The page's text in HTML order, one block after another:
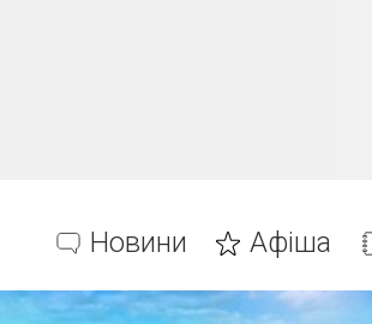
Новини Афіша